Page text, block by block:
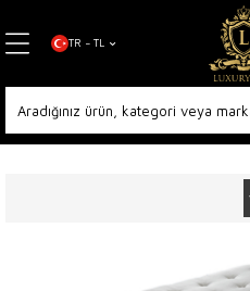
TR − TL